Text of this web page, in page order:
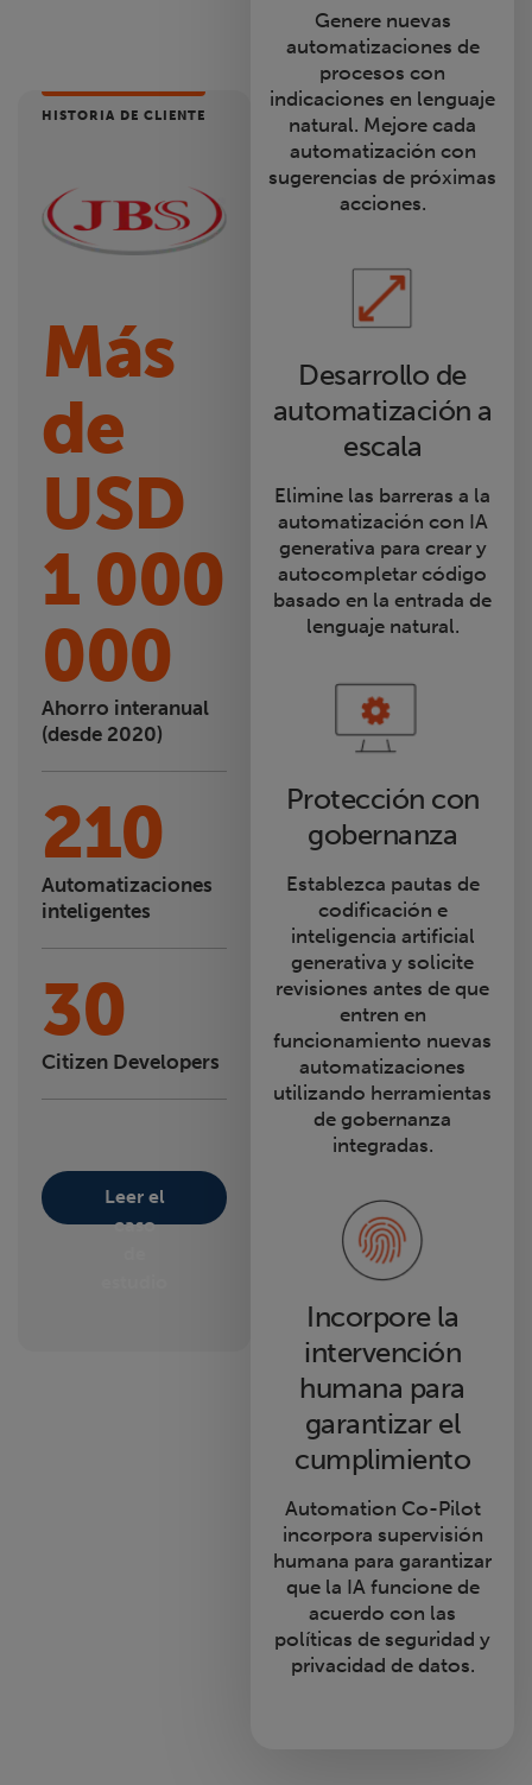
HISTORIA DE CLIENTE
Más
de
USD
1 000
000
Ahorro interanual
(desde 2020)
210
Automatizaciones
inteligentes
30
Citizen Developers
Leer el
caso
Genere nuevas
automatizaciones de
procesos con
indicaciones en lenguaje
natural. Mejore cada
automatización con
sugerencias de próximas
acciones.
Desarrollo de
automatización a
escala
Elimine las barreras a la
automatización con IA
generativa para crear y
autocompletar código
basado en la entrada de
lenguaje natural.
Protección con
gobernanza
Establezca pautas de
codificación e
inteligencia artificial
generativa y solicite
revisiones antes de que
entren en
funcionamiento nuevas
automatizaciones
utilizando herramientas
de gobernanza
integradas.
Incorpore la
intervención
humana para
garantizar el
cumplimiento
Automation Co-Pilot
incorpora supervisión
humana para garantizar
que la IA funcione de
acuerdo con las
políticas de seguridad y
privacidad de datos.